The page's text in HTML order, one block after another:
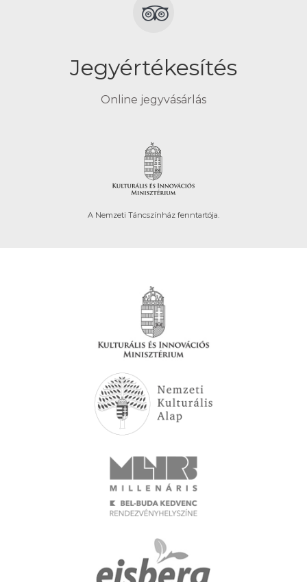
Jegyértékesítés
Online jegyvásárlás
A Nemzeti Táncszínház fenntartója.